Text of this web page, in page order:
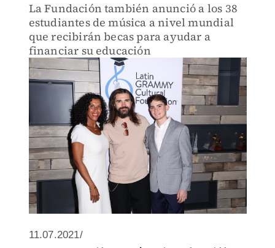
La Fundación también anunció a los 38
estudiantes de música a nivel mundial
que recibirán becas para ayudar a
financiar su educación
11.07.2021/